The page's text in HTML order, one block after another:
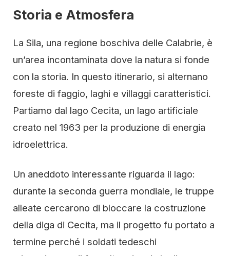
Storia e Atmosfera
La Sila, una regione boschiva delle Calabrie, è
un’area incontaminata dove la natura si fonde
con la storia. In questo itinerario, si alternano
foreste di faggio, laghi e villaggi caratteristici.
Partiamo dal lago Cecita, un lago artificiale
creato nel 1963 per la produzione di energia
idroelettrica.
Un aneddoto interessante riguarda il lago:
durante la seconda guerra mondiale, le truppe
alleate cercarono di bloccare la costruzione
della diga di Cecita, ma il progetto fu portato a
termine perché i soldati tedeschi